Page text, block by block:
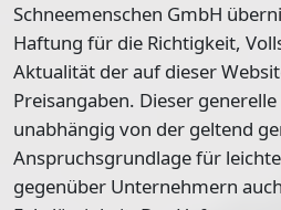
Schneemenschen GmbH
Haftung für die Richtigkeit,
Aktualität der auf dieser
Preisangaben. Dieser
unabhängig von der geltend
Anspruchsgrundlage für
gegenüber Unternehmern